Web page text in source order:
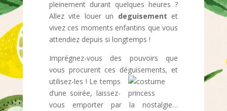
pleinement durant quelques heures ?
Allez vite louer un deguisement et
vivez ces moments enfantins que vous
attendiez depuis si longtemps !
Imprégnez-vous des pouvoirs que
vous procurent ces déguisements, et
utilisez-les ! Le temps
d’une soirée, laissez-
vous emporter par la nostalgie…